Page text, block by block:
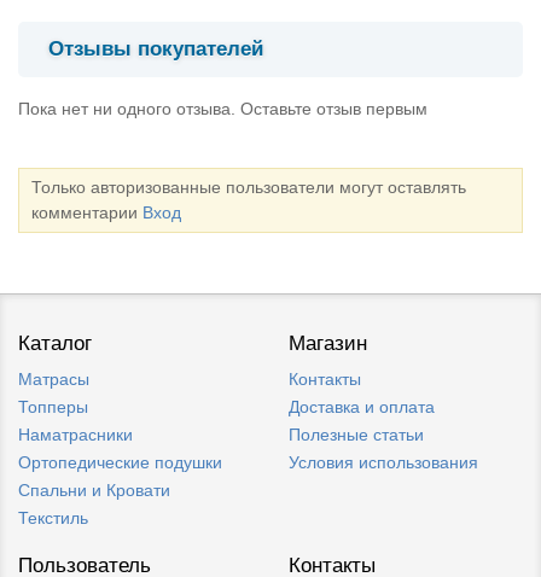
Отзывы покупателей
Пока нет ни одного отзыва. Оставьте отзыв первым
Только авторизованные пользователи могут оставлять
комментарии Вход
Каталог
Матрасы
Топперы
Наматрасники
Ортопедические подушки
Спальни и Кровати
Текстиль
Магазин
Контакты
Доставка и оплата
Полезные статьи
Условия использования
Пользователь Контакты